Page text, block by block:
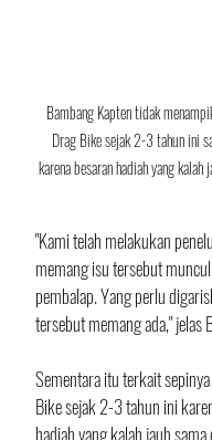
Bambang Kapten tidak
Drag Bike sejak 2-3 tahun ini
karena besaran hadiah yang kalah
"Kami telah melakukan
memang isu tersebut
pembalap. Yang perlu
tersebut memang ada," jelas
Sementara itu terkait
Bike sejak 2-3 tahun ini
hadiah yang kalah jauh